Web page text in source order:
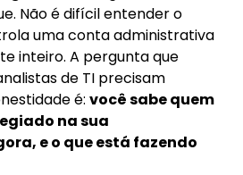
Não é difícil entender o
uma conta administrativa
inteiro. A pergunta que
de TI precisam
é: você sabe quem
na sua
e o que está fazendo